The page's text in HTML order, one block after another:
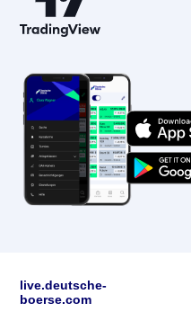
live.deutsche-
boerse.com